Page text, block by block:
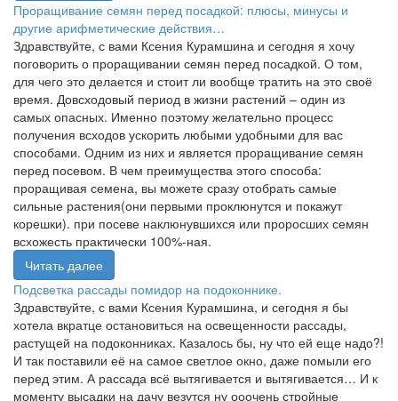
Проращивание семян перед посадкой: плюсы, минусы и
другие арифметические действия…
Здравствуйте, с вами Ксения Курамшина и сегодня я хочу
поговорить о проращивании семян перед посадкой. О том,
для чего это делается и стоит ли вообще тратить на это своё
время. Довсходовый период в жизни растений – один из
самых опасных. Именно поэтому желательно процесс
получения всходов ускорить любыми удобными для вас
способами. Одним из них и является проращивание семян
перед посевом. В чем преимущества этого способа:
проращивая семена, вы можете сразу отобрать самые
сильные растения(они первыми проклюнутся и покажут
корешки). при посеве наклюнувшихся или проросших семян
всхожесть практически 100%-ная.
Читать далее
Подсветка рассады помидор на подоконнике.
Здравствуйте, с вами Ксения Курамшина, и сегодня я бы
хотела вкратце остановиться на освещенности рассады,
растущей на подоконниках. Казалось бы, ну что ей еще надо?!
И так поставили её на самое светлое окно, даже помыли его
перед этим. А рассада всё вытягивается и вытягивается… И к
моменту высадки на дачу везутся ну ооочень стройные